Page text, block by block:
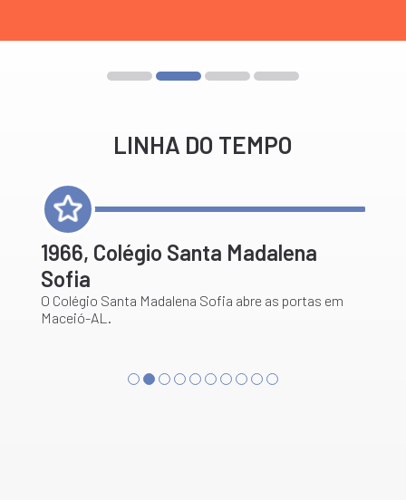
LINHA DO TEMPO
1966, Colégio Santa Madalena
Sofia
O Colégio Santa Madalena Sofia abre as portas em
Maceió-AL.